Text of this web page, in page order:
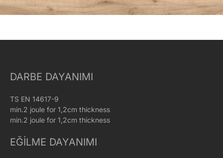
DARBE DAYANIMI
TS EN 14617-9
min.2 joule for 1,2cm thickness
min.2 joule for 1,2cm thickness
EĞILME DAYANIMI